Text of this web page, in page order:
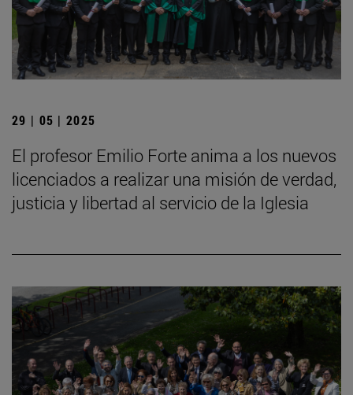
29 | 05 | 2025
El profesor Emilio Forte anima a los nuevos
licenciados a realizar una misión de verdad,
justicia y libertad al servicio de la Iglesia